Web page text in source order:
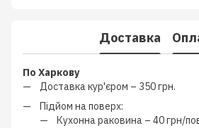
Доставка
По Харкову
Доставка кур'єром – 350 грн.
Підйом на поверх:
Кухонна раковина – 40 грн/